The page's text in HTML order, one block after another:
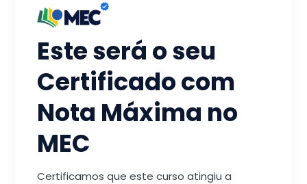
Este será o seu
Certificado com
Nota Máxima no
MEC
Certificamos que este curso atingiu a